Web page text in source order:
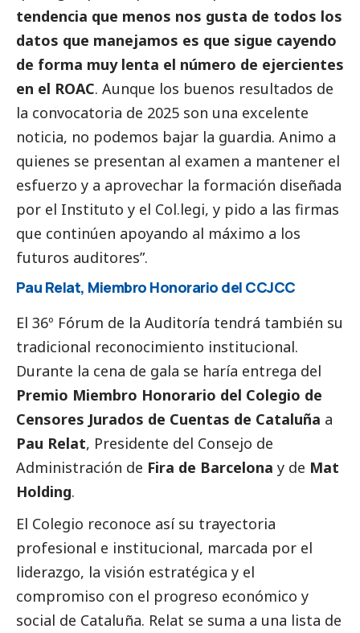
tendencia que menos nos gusta de todos los
datos que manejamos es que sigue cayendo
de forma muy lenta el número de ejercientes
en el ROAC. Aunque los buenos resultados de
la convocatoria de 2025 son una excelente
noticia, no podemos bajar la guardia. Animo a
quienes se presentan al examen a mantener el
esfuerzo y a aprovechar la formación diseñada
por el Instituto y el Col.legi, y pido a las firmas
que continúen apoyando al máximo a los
futuros auditores”.
Pau Relat, Miembro Honorario del CCJCC
El 36º Fórum de la Auditoría tendrá también su
tradicional reconocimiento institucional.
Durante la cena de gala se haría entrega del
Premio Miembro Honorario del Colegio de
Censores Jurados de Cuentas de Cataluña a
Pau Relat, Presidente del Consejo de
Administración de Fira de Barcelona y de Mat
Holding.
El Colegio reconoce así su trayectoria
profesional e institucional, marcada por el
liderazgo, la visión estratégica y el
compromiso con el progreso económico y
social de Cataluña. Relat se suma a una lista de